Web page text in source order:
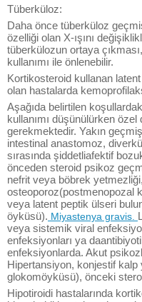
Tüberküloz:
Daha önce tüberküloz
özelliği olan X-ışını
tüberkülozun ortaya
kullanımı ile önlenebilir.
Kortikosteroid kullanan
olan hastalarda
Aşağıda belirtilen
kullanımı düşünülürken
gerekmektedir. Yakın
intestinal anastomoz,
sırasında şiddetliafektif
önceden steroid psikoz
nefrit veya böbrek
osteoporoz(postmenopozal
veya latent peptik ülseri
öyküsü). Miyastenya gravis.
veya sistemik viral
enfeksiyonları ya
enfeksiyonlarda. Akut
Hipertansiyon, konjestif
glokomöyküsü), önceki
Hipotiroidi hastalarında